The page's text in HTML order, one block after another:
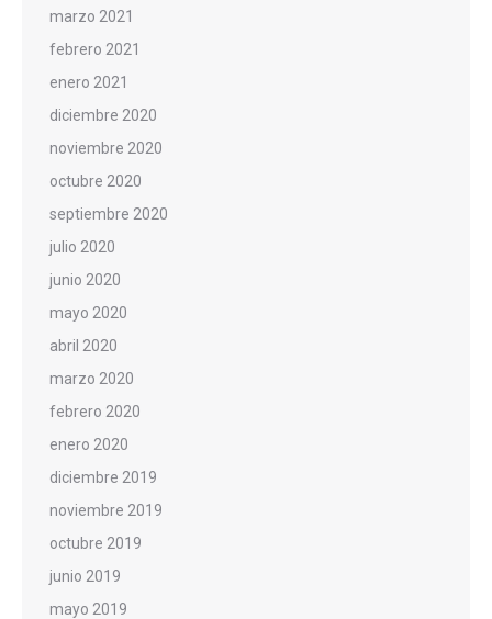
marzo 2021
febrero 2021
enero 2021
diciembre 2020
noviembre 2020
octubre 2020
septiembre 2020
julio 2020
junio 2020
mayo 2020
abril 2020
marzo 2020
febrero 2020
enero 2020
diciembre 2019
noviembre 2019
octubre 2019
junio 2019
mayo 2019